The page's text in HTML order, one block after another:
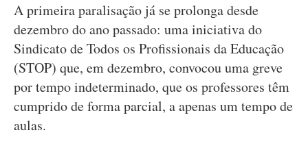
A primeira paralisação já se prolonga desde
dezembro do ano passado: uma iniciativa do
Sindicato de Todos os Profissionais da Educação
(STOP) que, em dezembro, convocou uma greve
por tempo indeterminado, que os professores têm
cumprido de forma parcial, a apenas um tempo de
aulas.